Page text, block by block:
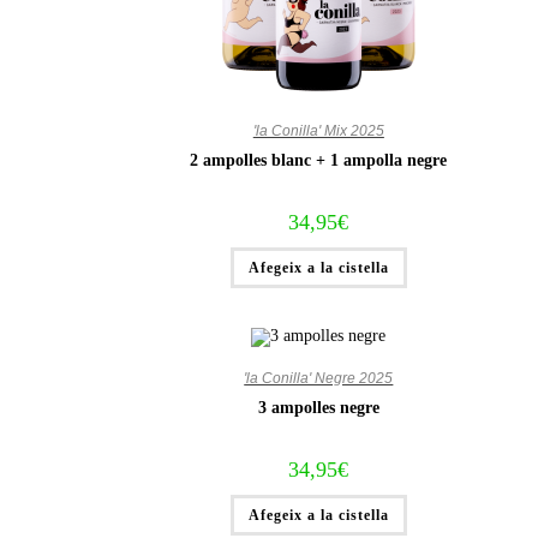
'la Conilla' Mix 2025
2 ampolles blanc + 1 ampolla negre
34,95€
Afegeix a la cistella
'la Conilla' Negre 2025
3 ampolles negre
34,95€
Afegeix a la cistella